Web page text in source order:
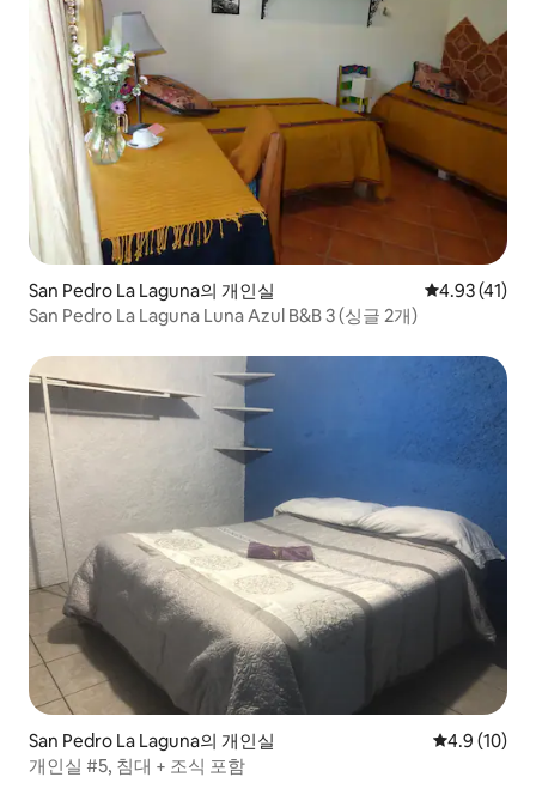
San Pedro La Laguna의 개인실 평점 4.93점
4.93 (41)
San Pedro La Laguna Luna Azul B&B 3 (싱글 2개)
San Pedro La Laguna의 개인실 평점 4.9점(5
4.9 (10)
개인실 #5, 침대 + 조식 포함